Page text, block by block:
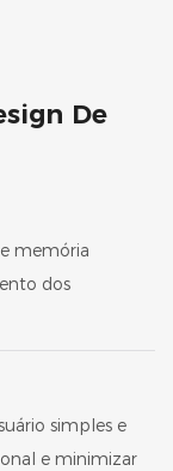
De
memória
dos
simples e
e minimizar